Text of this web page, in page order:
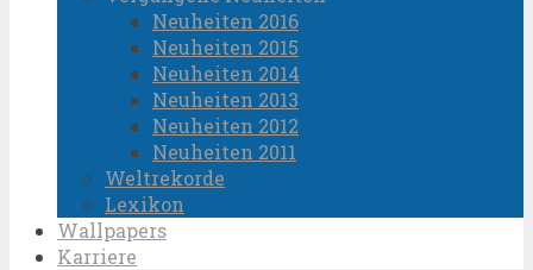
Neuheiten 2016
Neuheiten 2015
Neuheiten 2014
Neuheiten 2013
Neuheiten 2012
Neuheiten 2011
Weltrekorde
Lexikon
Wallpapers
Karriere